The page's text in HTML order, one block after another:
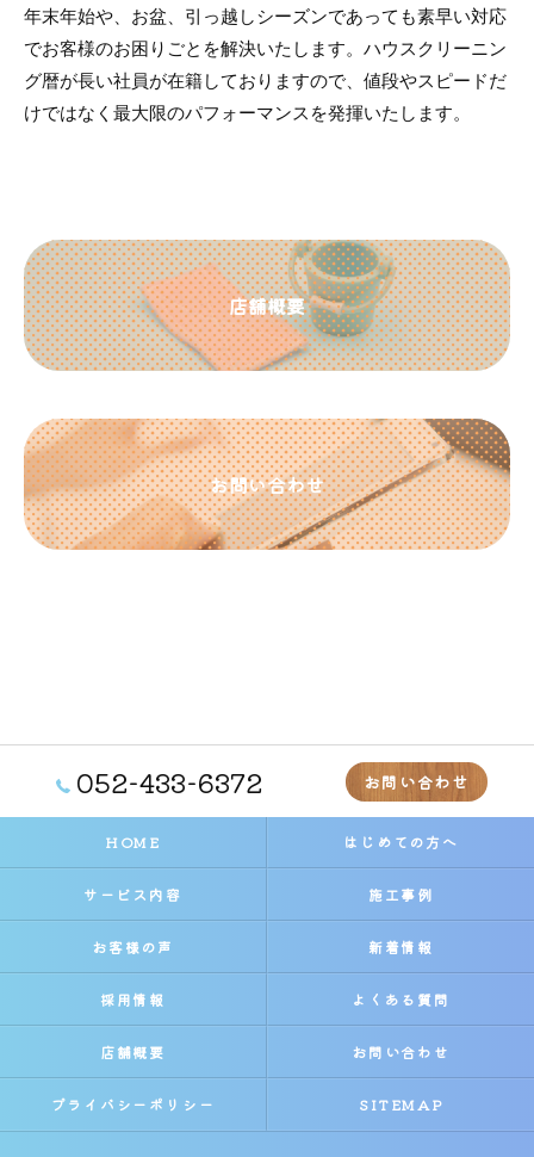
年末年始や、お盆、引っ越しシーズンであっても素早い対応
でお客様のお困りごとを解決いたします。ハウスクリーニン
グ暦が長い社員が在籍しておりますので、値段やスピードだ
けではなく最大限のパフォーマンスを発揮いたします。
店舗概要
お問い合わせ
052-433-6372 お問い合わせ
HOME はじめての方へ
サービス内容 施工事例
お客様の声 新着情報
採用情報 よくある質問
店舗概要 お問い合わせ
プライバシーポリシー SITEMAP